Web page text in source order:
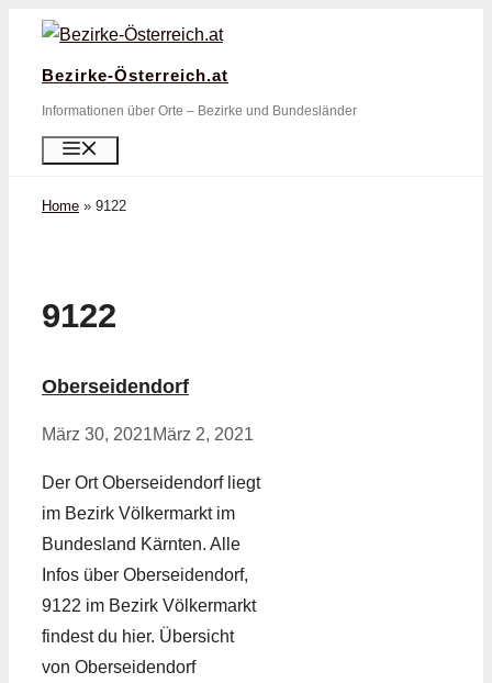
Zum
springen
Bezirke-Österreich.at
Informationen über Orte – Bezirke und Bundesländer
Home » 9122
9122
Oberseidendorf
März 30, 2021März 2, 2021
Der Ort Oberseidendorf liegt
im Bezirk Völkermarkt im
Bundesland Kärnten. Alle
Infos über Oberseidendorf,
9122 im Bezirk Völkermarkt
findest du hier. Übersicht
von Oberseidendorf